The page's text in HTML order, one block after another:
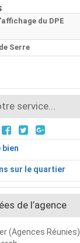
du DPE
Serre
service...
bien
sur le quartier
de l’agence
(Agences Réunies)